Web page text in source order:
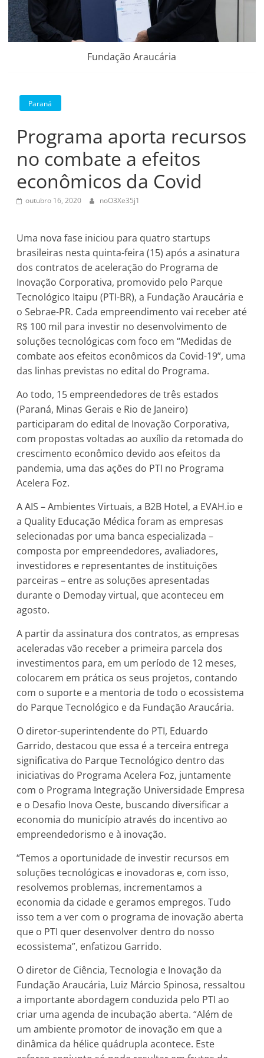
Fundação Araucária
Paraná
Programa aporta recursos
no combate a efeitos
econômicos da Covid
outubro 16, 2020 noO3Xe35j1
Uma nova fase iniciou para quatro startups
brasileiras nesta quinta-feira (15) após a asinatura
dos contratos de aceleração do Programa de
Inovação Corporativa, promovido pelo Parque
Tecnológico Itaipu (PTI-BR), a Fundação Araucária e
o Sebrae-PR. Cada empreendimento vai receber até
R$ 100 mil para investir no desenvolvimento de
soluções tecnológicas com foco em “Medidas de
combate aos efeitos econômicos da Covid-19”, uma
das linhas previstas no edital do Programa.
Ao todo, 15 empreendedores de três estados
(Paraná, Minas Gerais e Rio de Janeiro)
participaram do edital de Inovação Corporativa,
com propostas voltadas ao auxílio da retomada do
crescimento econômico devido aos efeitos da
pandemia, uma das ações do PTI no Programa
Acelera Foz.
A AIS – Ambientes Virtuais, a B2B Hotel, a EVAH.io e
a Quality Educação Médica foram as empresas
selecionadas por uma banca especializada –
composta por empreendedores, avaliadores,
investidores e representantes de instituições
parceiras – entre as soluções apresentadas
durante o Demoday virtual, que aconteceu em
agosto.
A partir da assinatura dos contratos, as empresas
aceleradas vão receber a primeira parcela dos
investimentos para, em um período de 12 meses,
colocarem em prática os seus projetos, contando
com o suporte e a mentoria de todo o ecossistema
do Parque Tecnológico e da Fundação Araucária.
O diretor-superintendente do PTI, Eduardo
Garrido, destacou que essa é a terceira entrega
significativa do Parque Tecnológico dentro das
iniciativas do Programa Acelera Foz, juntamente
com o Programa Integração Universidade Empresa
e o Desafio Inova Oeste, buscando diversificar a
economia do município através do incentivo ao
empreendedorismo e à inovação.
“Temos a oportunidade de investir recursos em
soluções tecnológicas e inovadoras e, com isso,
resolvemos problemas, incrementamos a
economia da cidade e geramos empregos. Tudo
isso tem a ver com o programa de inovação aberta
que o PTI quer desenvolver dentro do nosso
ecossistema”, enfatizou Garrido.
O diretor de Ciência, Tecnologia e Inovação da
Fundação Araucária, Luiz Márcio Spinosa, ressaltou
a importante abordagem conduzida pelo PTI ao
criar uma agenda de incubação aberta. “Além de
um ambiente promotor de inovação em que a
dinâmica da hélice quádrupla acontece. Este